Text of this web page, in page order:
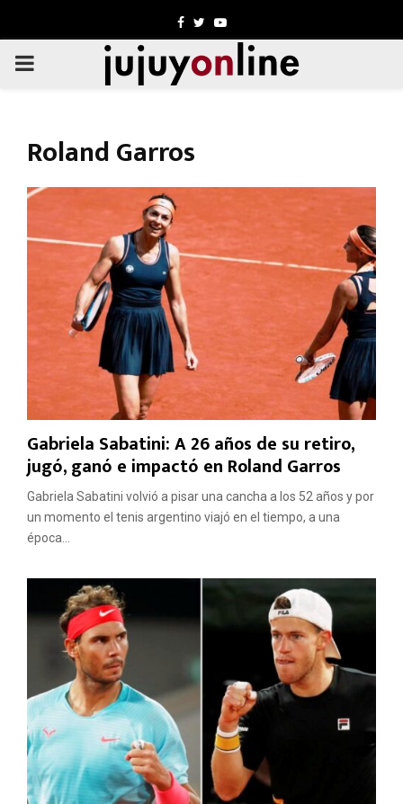
Facebook
TwitterYoutube
PRIMARY
Roland Garros
Gabriela Sabatini: A 26 años de su retiro,
jugó, ganó e impactó en Roland Garros
Gabriela Sabatini volvió a pisar una cancha a los 52 años y por
un momento el tenis argentino viajó en el tiempo, a una
época...